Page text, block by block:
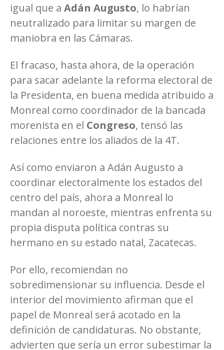
igual que a Adán Augusto, lo habrían
neutralizado para limitar su margen de
maniobra en las Cámaras.
El fracaso, hasta ahora, de la operación
para sacar adelante la reforma electoral de
la Presidenta, en buena medida atribuido a
Monreal como coordinador de la bancada
morenista en el Congreso, tensó las
relaciones entre los aliados de la 4T.
Así como enviaron a Adán Augusto a
coordinar electoralmente los estados del
centro del país, ahora a Monreal lo
mandan al noroeste, mientras enfrenta su
propia disputa política contras su
hermano en su estado natal, Zacatecas.
Por ello, recomiendan no
sobredimensionar su influencia. Desde el
interior del movimiento afirman que el
papel de Monreal será acotado en la
definición de candidaturas. No obstante,
advierten que sería un error subestimar la